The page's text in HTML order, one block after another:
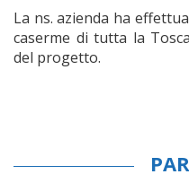
La ns. azienda ha
caserme di tutta la
del progetto.